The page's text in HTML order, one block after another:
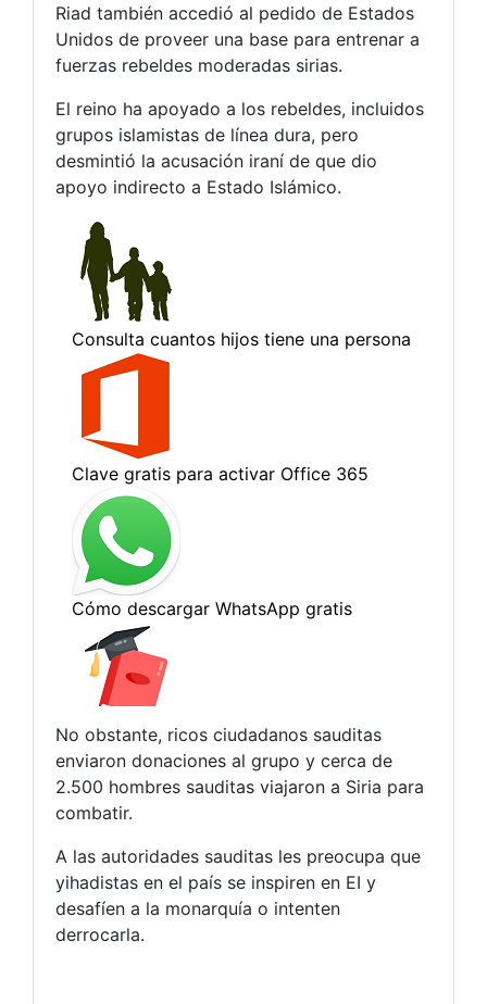
Riad también accedió al pedido de Estados
Unidos de proveer una base para entrenar a
fuerzas rebeldes moderadas sirias.
El reino ha apoyado a los rebeldes, incluidos
grupos islamistas de línea dura, pero
desmintió la acusación iraní de que dio
apoyo indirecto a Estado Islámico.
No obstante, ricos ciudadanos sauditas
enviaron donaciones al grupo y cerca de
2.500 hombres sauditas viajaron a Siria para
combatir.
A las autoridades sauditas les preocupa que
yihadistas en el país se inspiren en EI y
desafíen a la monarquía o intenten
derrocarla.